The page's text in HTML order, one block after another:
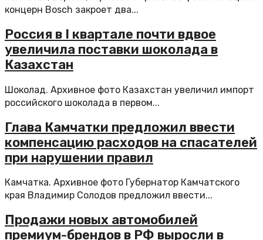
концерн Bosch закроет два...
Россия в I квартале почти вдвое
увеличила поставки шоколада в
Казахстан
Шоколад. Архивное фото Казахстан увеличил импорт
российского шоколада в первом...
Глава Камчатки предложил ввести
компенсацию расходов на спасателей
при нарушении правил
Камчатка. Архивное фото Губернатор Камчатского
края Владимир Солодов предложил ввести...
Продажи новых автомобилей
премиум-брендов в РФ выросли в